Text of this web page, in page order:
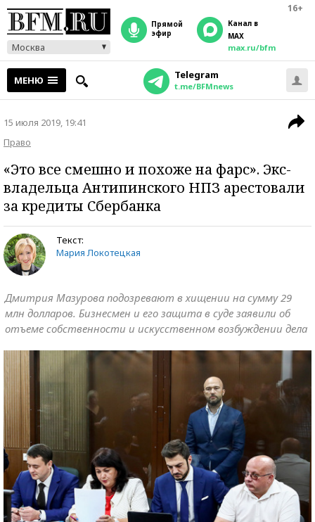
16+
Москва
прямой
эфир
Канал в
MAX
max.ru/bfm
МЕНЮ Telegram
t.me/BFMnews
15 июля 2019, 19:41
Право
«Это все смешно и похоже на фарс». Экс-
владельца Антипинского НПЗ арестовали
за кредиты Сбербанка
Текст:
Мария Локотецкая
Дмитрия Мазурова подозревают в хищении на сумму 29
млн долларов. Бизнесмен и его защита в суде заявили об
отъеме собственности и искусственном возбуждении дела